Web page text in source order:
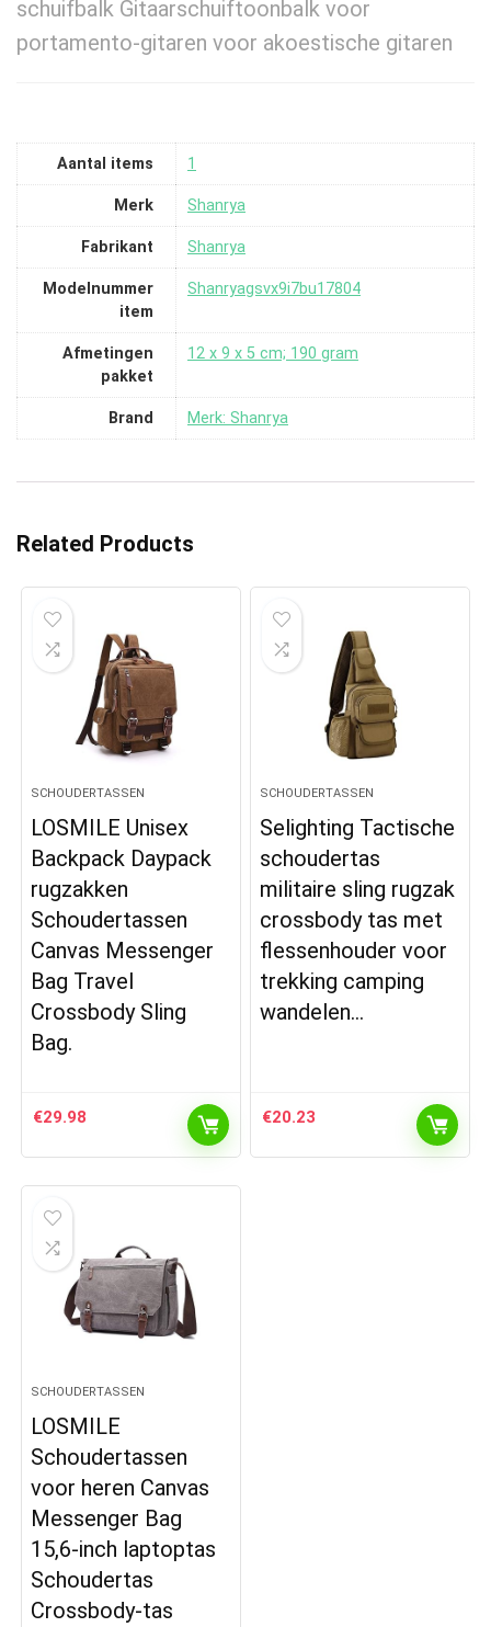
schuifbalk Gitaarschuiftoonbalk voor
portamento-gitaren voor akoestische gitaren
Aantal items ‎1
Merk ‎Shanrya
Fabrikant ‎Shanrya
Modelnummer
item
‎Shanryagsvx9i7bu17804
Afmetingen
pakket
‎12 x 9 x 5 cm; 190 gram
Brand Merk: Shanrya
Related Products
SCHOUDERTASSEN
LOSMILE Unisex
Backpack Daypack
rugzakken
Schoudertassen
Canvas Messenger
Bag Travel
Crossbody Sling
Bag.
€29.98
SCHOUDERTASSEN
Selighting Tactische
schoudertas
militaire sling rugzak
crossbody tas met
flessenhouder voor
trekking camping
wandelen…
€20.23
SCHOUDERTASSEN
LOSMILE
Schoudertassen
voor heren Canvas
Messenger Bag
15,6-inch laptoptas
Schoudertas
Crossbody-tas